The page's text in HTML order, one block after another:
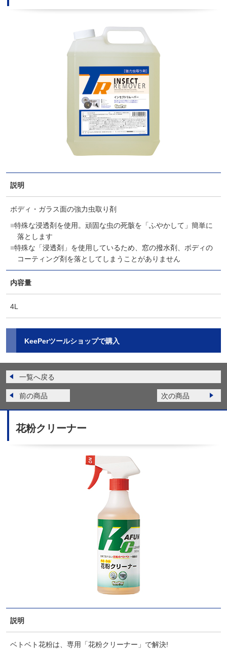
説明
ボディ・ガラス面の強力虫取り剤
特殊な浸透剤を使用。頑固な虫の死骸を「ふやかして」簡単に
落とします
特殊な「浸透剤」を使用しているため、窓の撥水剤、ボディの
コーティング剤を落としてしまうことがありません
内容量
4L
KeePerツールショップで購入
一覧へ戻る
前の商品 次の商品
花粉クリーナー
説明
ベトベト花粉は、専用「花粉クリーナー」で解決!